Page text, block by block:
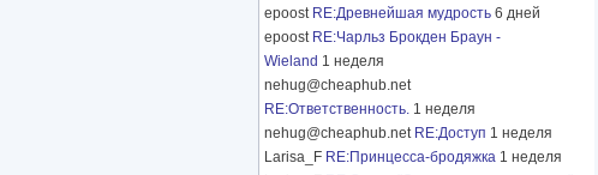
epoost RE:Древнейшая мудрость 6 дней
epoost RE:Чарльз Брокден Браун -
Wieland 1 неделя
nehug@cheaphub.net
RE:Ответственность. 1 неделя
nehug@cheaphub.net RE:Доступ 1 неделя
Larisa_F RE:Принцесса-бродяжка 1 неделя